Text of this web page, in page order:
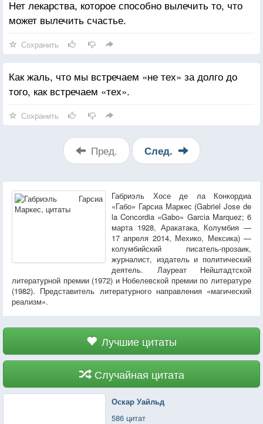
Нет лекарства, которое способно вылечить то, что
может вылечить счастье.
Сохранить
Как жаль, что мы встречаем «не тех» за долго до
того, как встречаем «тех».
Сохранить
Пред. След.
Габриэль Хосе де ла Конкордиа
«Габо» Гарсиа Маркес (Gabriel Jose de
la Concordia «Gabo» Garcia Marquez; 6
марта 1928, Аракатака, Колумбия —
17 апреля 2014, Мехико, Мексика) —
колумбийский писатель-прозаик,
журналист, издатель и политический
деятель. Лауреат Нейштадтской
литературной премии (1972) и Нобелевской премии по литературе
(1982). Представитель литературного направления «магический
реализм».
Лучшие цитаты
Случайная цитата
Оскар Уайльд
586 цитат